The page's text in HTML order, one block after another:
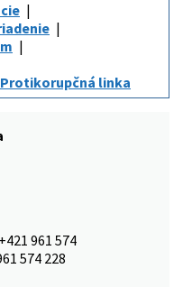
Protikorupčná linka
961 574
574 228